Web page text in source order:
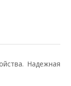
Надежная